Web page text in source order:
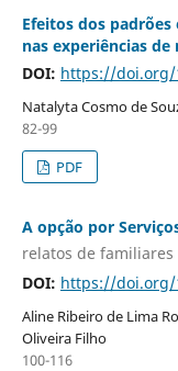
Efeitos dos
nas experiências
DOI: https://doi.org/
Natalyta Cosmo de
82-99
PDF
A opção por
relatos de familiares
DOI: https://doi.org/
Aline Ribeiro de Lima
Oliveira Filho
100-116